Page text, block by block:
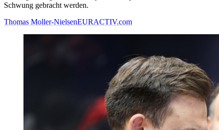
Schwung gebracht werden.
Thomas Moller-NielsenEURACTIV.com